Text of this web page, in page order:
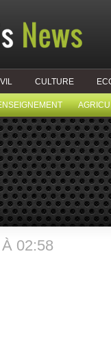
CULTURE
02:58